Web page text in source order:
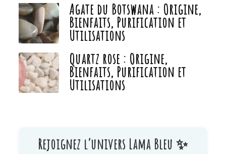
Agate du Botswana : Origine,
Bienfaits, Purification et
Utilisations
Quartz rose : Origine,
Bienfaits, Purification et
Utilisations
Rejoignez l’univers Lama Bleu ✨